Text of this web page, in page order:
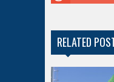
RELATED